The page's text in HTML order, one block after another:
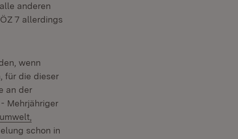
anderen
7 allerdings
wenn
für die dieser
an der
Mehrjähriger
schon in